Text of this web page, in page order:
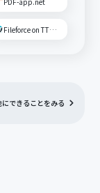
Fileforce on TTS Cloud
できることをみる